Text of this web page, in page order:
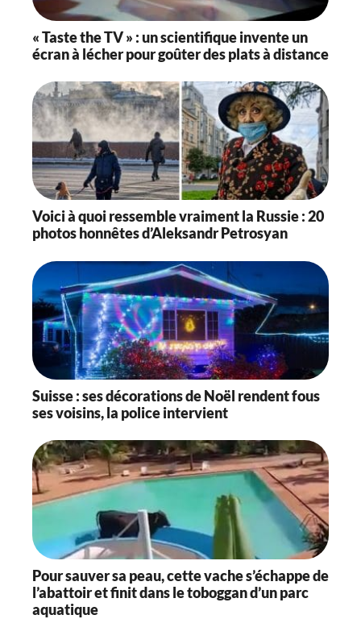
« Taste the TV » : un scientifique invente un
écran à lécher pour goûter des plats à distance
Voici à quoi ressemble vraiment la Russie : 20
photos honnêtes d’Aleksandr Petrosyan
Suisse : ses décorations de Noël rendent fous
ses voisins, la police intervient
Pour sauver sa peau, cette vache s’échappe de
l’abattoir et finit dans le toboggan d’un parc
aquatique